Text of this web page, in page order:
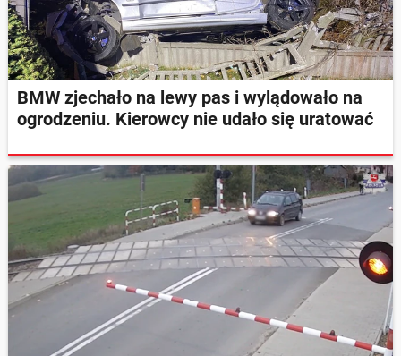
BMW zjechało na lewy pas i wylądowało na
ogrodzeniu. Kierowcy nie udało się uratować